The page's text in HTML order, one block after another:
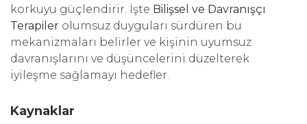
korkuyu güçlendirir. İşte Bilişsel ve Davranışçı
Terapiler olumsuz duyguları sürdüren bu
mekanizmaları belirler ve kişinin uyumsuz
davranışlarını ve düşüncelerini düzelterek
iyileşme sağlamayı hedefler.
Kaynaklar